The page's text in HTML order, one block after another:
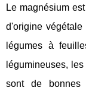
Le magnésium
d'origine
légumes à
légumineuses,
sont de bonnes